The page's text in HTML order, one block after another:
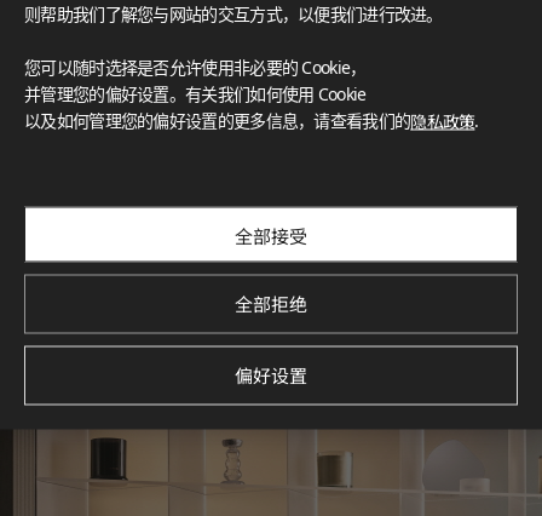
What These Certifications Mean
灵感画廊
则帮助我们了解您与网站的交互方式，以便我们进行改进。
您可以随时选择是否允许使用非必要的 Cookie，
并管理您的偏好设置。有关我们如何使用 Cookie
以及如何管理您的偏好设置的更多信息，请查看我们的隐私政策.
全部接受
全部拒绝
偏好设置